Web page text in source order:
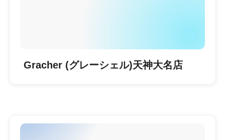
Gracher (グレーシェル)天神大名店